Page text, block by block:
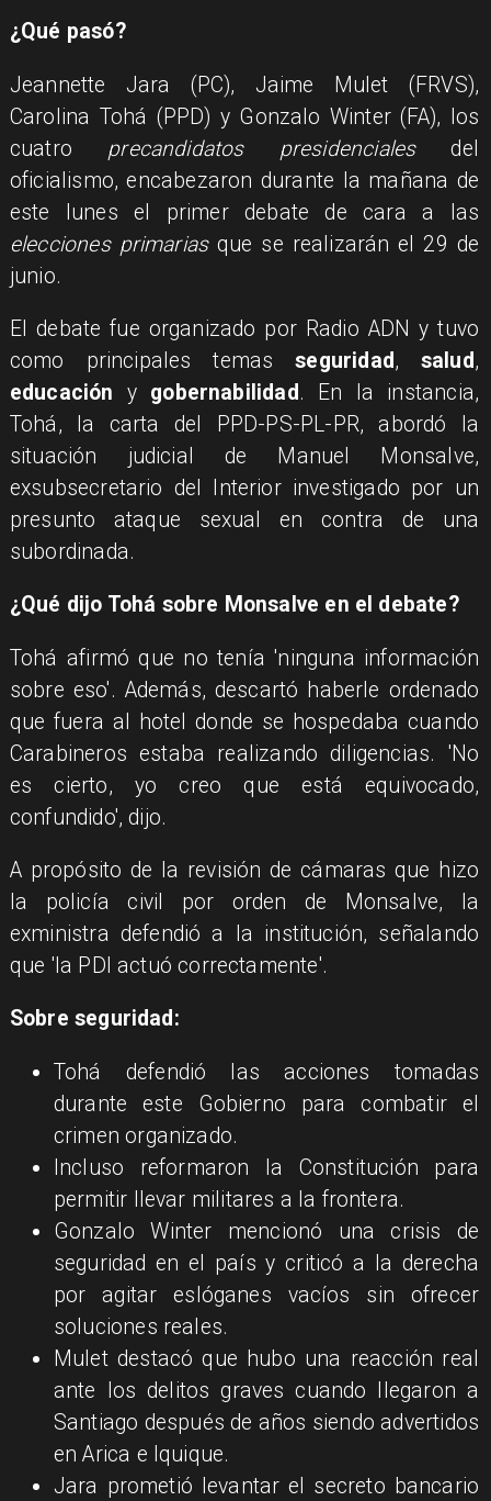
¿Qué pasó?
Jeannette Jara (PC), Jaime Mulet (FRVS),
Carolina Tohá (PPD) y Gonzalo Winter (FA), los
cuatro precandidatos presidencialesdel
oficialismo, encabezaron durante la mañana de
este lunes el primer debate de cara a las
elecciones primariasque se realizarán el 29 de
junio.
El debate fue organizado por Radio ADN y tuvo
como principales temasseguridad, salud,
educación y gobernabilidad . En la instancia,
Tohá, la carta del PPD-PS-PL-PR, abordó la
situación judicial de Manuel Monsalve,
exsubsecretario del Interior investigado por un
presunto ataque sexual en contra de una
subordinada.
¿Qué dijo Tohá sobre Monsalve en el debate?
Tohá afirmó que no tenía 'ninguna información
sobre eso'. Además, descartó haberle ordenado
que fuera al hotel donde se hospedaba cuando
Carabineros estaba realizando diligencias. 'No
es cierto, yo creo que está equivocado,
confundido', dijo.
A propósito de la revisión de cámaras que hizo
la policía civil por orden de Monsalve, la
exministra defendió a la institución, señalando
que 'la PDI actuó correctamente'.
Sobre seguridad:
Tohá defendió las acciones tomadas
durante este Gobierno para combatir el
crimen organizado.
Incluso reformaron la Constitución para
permitir llevar militares a la frontera.
Gonzalo Winter mencionó una crisis de
seguridad en el país y criticó a la derecha
por agitar eslóganes vacíos sin ofrecer
soluciones reales.
Mulet destacó que hubo una reacción real
ante los delitos graves cuando llegaron a
Santiago después de años siendo advertidos
en Arica e Iquique.
Jara prometió levantar el secreto bancario